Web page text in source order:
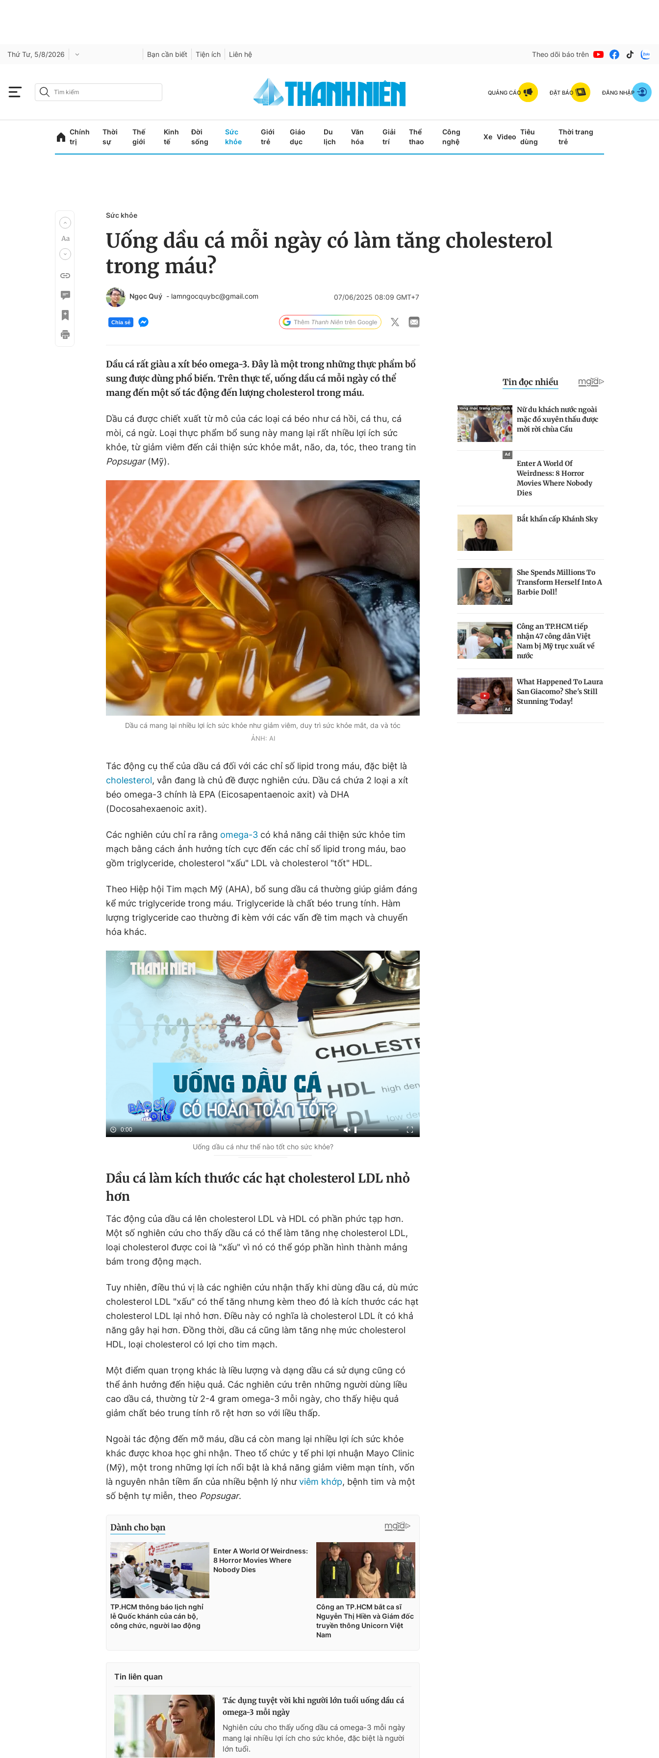
Thứ Tư, 5/8/2026 Bạn cần biết Tiện ích Liên hệ Theo dõi báo trên
QUẢNG CÁO ĐẶT BÁO ĐĂNG NHẬP
Chính
trị
Thời
sự
Thế
giới
Kinh
tế
Đời
sống
Sức
khỏe
Giới
trẻ
Giáo
dục
Du
lịch
Văn
hóa
Giải
trí
Thể
thao
Công
nghệ
Xe Video
Tiêu
dùng
Thời trang
trẻ
Sức khỏe
Uống dầu cá mỗi ngày có làm tăng cholesterol
trong máu?
Ngọc Quý - lamngocquybc@gmail.com 07/06/2025 08:09 GMT+7
Chia sẻ
Dầu cá rất giàu a xít béo omega-3. Đây là một trong những thực phẩm bổ
sung được dùng phổ biến. Trên thực tế, uống dầu cá mỗi ngày có thể
mang đến một số tác động đến lượng cholesterol trong máu.
Dầu cá được chiết xuất từ mô của các loại cá béo như cá hồi, cá thu, cá
mòi, cá ngừ. Loại thực phẩm bổ sung này mang lại rất nhiều lợi ích sức
khỏe, từ giảm viêm đến cải thiện sức khỏe mắt, não, da, tóc, theo trang tin
Popsugar (Mỹ).
Dầu cá mang lại nhiều lợi ích sức khỏe như giảm viêm, duy trì sức khỏe mắt, da và tóc
ẢNH: AI
Tác động cụ thể của dầu cá đối với các chỉ số lipid trong máu, đặc biệt là
cholesterol, vẫn đang là chủ đề được nghiên cứu. Dầu cá chứa 2 loại a xít
béo omega-3 chính là EPA (Eicosapentaenoic axit) và DHA
(Docosahexaenoic axit).
Các nghiên cứu chỉ ra rằng omega-3 có khả năng cải thiện sức khỏe tim
mạch bằng cách ảnh hưởng tích cực đến các chỉ số lipid trong máu, bao
gồm triglyceride, cholesterol "xấu" LDL và cholesterol "tốt" HDL.
Theo Hiệp hội Tim mạch Mỹ (AHA), bổ sung dầu cá thường giúp giảm đáng
kể mức triglyceride trong máu. Triglyceride là chất béo trung tính. Hàm
lượng triglyceride cao thường đi kèm với các vấn đề tim mạch và chuyển
hóa khác.
0:00
Uống dầu cá như thế nào tốt cho sức khỏe?
Dầu cá làm kích thước các hạt cholesterol LDL nhỏ
hơn
Tác động của dầu cá lên cholesterol LDL và HDL có phần phức tạp hơn.
Một số nghiên cứu cho thấy dầu cá có thể làm tăng nhẹ cholesterol LDL,
loại cholesterol được coi là "xấu" vì nó có thể góp phần hình thành mảng
bám trong động mạch.
Tuy nhiên, điều thú vị là các nghiên cứu nhận thấy khi dùng dầu cá, dù mức
cholesterol LDL "xấu" có thể tăng nhưng kèm theo đó là kích thước các hạt
cholesterol LDL lại nhỏ hơn. Điều này có nghĩa là cholesterol LDL ít có khả
năng gây hại hơn. Đồng thời, dầu cá cũng làm tăng nhẹ mức cholesterol
HDL, loại cholesterol có lợi cho tim mạch.
Một điểm quan trọng khác là liều lượng và dạng dầu cá sử dụng cũng có
thể ảnh hưởng đến hiệu quả. Các nghiên cứu trên những người dùng liều
cao dầu cá, thường từ 2-4 gram omega-3 mỗi ngày, cho thấy hiệu quả
giảm chất béo trung tính rõ rệt hơn so với liều thấp.
Ngoài tác động đến mỡ máu, dầu cá còn mang lại nhiều lợi ích sức khỏe
khác được khoa học ghi nhận. Theo tổ chức y tế phi lợi nhuận Mayo Clinic
(Mỹ), một trong những lợi ích nổi bật là khả năng giảm viêm mạn tính, vốn
là nguyên nhân tiềm ẩn của nhiều bệnh lý nhưviêm khớp, bệnh tim và một
số bệnh tự miễn, theo Popsugar.
Tin liên quan
Tác dụng tuyệt vời khi người lớn tuổi uống dầu cá
omega-3 mỗi ngày
Nghiên cứu cho thấy uống dầu cá omega-3 mỗi ngày
mang lại nhiều lợi ích cho sức khỏe, đặc biệt là người
lớn tuổi.